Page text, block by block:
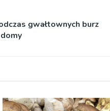
gwałtownych burz